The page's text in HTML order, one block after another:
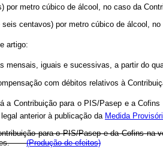
por metro cúbico de álcool, no caso da
centavos) por metro cúbico de álcool, no
artigo:
mensais, iguais e sucessivas, a partir do
com débitos relativos à
Contribuição para o PIS/Pasep e a
anterior à publicação da Medida
para o PIS/Pasep e da Cofins na
(Produção de efeitos)